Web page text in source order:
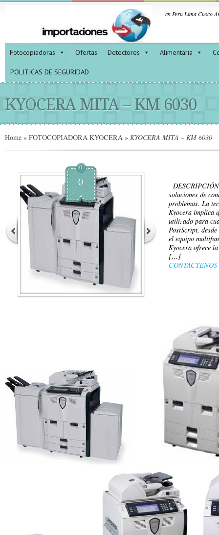
en Peru Lima Cusco
Fotocopiadoras Ofertas Detectores Alimentaria
POLITICAS DE SEGURIDAD
KYOCERA MITA – KM 6030
Home » FOTOCOPIADORA KYOCERA » KYOCERA MITA – KM 6030
0
0
soluciones de
problemas. La
Kyocera implica
utilizado para
PostScript,
el equipo
Kyocera ofrece
[…]
CONTACTENOS